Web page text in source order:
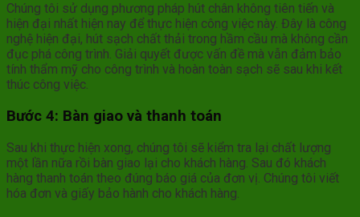
Chúng tôi sử dụng phương pháp hút chân không tiên tiến và
hiện đại nhất hiện nay để thực hiện công việc này. Đây là công
nghệ hiện đại, hút sạch chất thải trong hầm cầu mà không cần
đục phá công trình. Giải quyết được vấn đề mà vẫn đảm bảo
tính thẩm mỹ cho công trình và hoàn toàn sạch sẽ sau khi kết
thúc công việc.
Bước 4: Bàn giao và thanh toán
Sau khi thực hiện xong, chúng tôi sẽ kiểm tra lại chất lượng
một lần nữa rồi bàn giao lại cho khách hàng. Sau đó khách
hàng thanh toán theo đúng báo giá của đơn vị. Chúng tôi viết
hóa đơn và giấy bảo hành cho khách hàng.